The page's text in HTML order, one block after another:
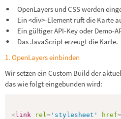
OpenLayers und CSS werden
Ein <div>-Element ruft die Karte
Ein gültiger API-Key oder Demo-
Das JavaScript erzeugt die Karte.
1. OpenLayers einbinden
Wir setzen ein Custom Build der
das wie folgt eingebunden wird:
<link rel = 'stylesheet' href=